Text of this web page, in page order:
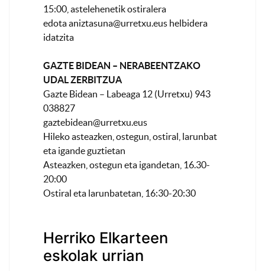
15:00, astelehenetik ostiralera
edotaaniztasuna@urretxu.eus helbidera
idatzita
GAZTE BIDEAN – NERABEENTZAKO
UDAL ZERBITZUA
Gazte Bidean – Labeaga 12 (Urretxu) 943
038827
gaztebidean@urretxu.eus
Hileko asteazken, ostegun, ostiral, larunbat
eta igande guztietan
Asteazken, ostegun eta igandetan, 16.30-
20:00
Ostiral eta larunbatetan, 16:30-20:30
Herriko Elkarteen
eskolak urrian